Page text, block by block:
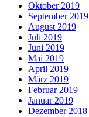
Oktober 2019
September 2019
August 2019
Juli 2019
Juni 2019
Mai 2019
April 2019
März 2019
Februar 2019
Januar 2019
Dezember 2018